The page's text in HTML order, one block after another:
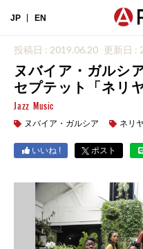
JP EN
投稿日 : 2019.06.20 更新日 :
ヌバイア・ガルシ
セプテット「ネリ
Jazz Music
ヌバイア・ガルシア ネリヤ
いいね ! ポスト